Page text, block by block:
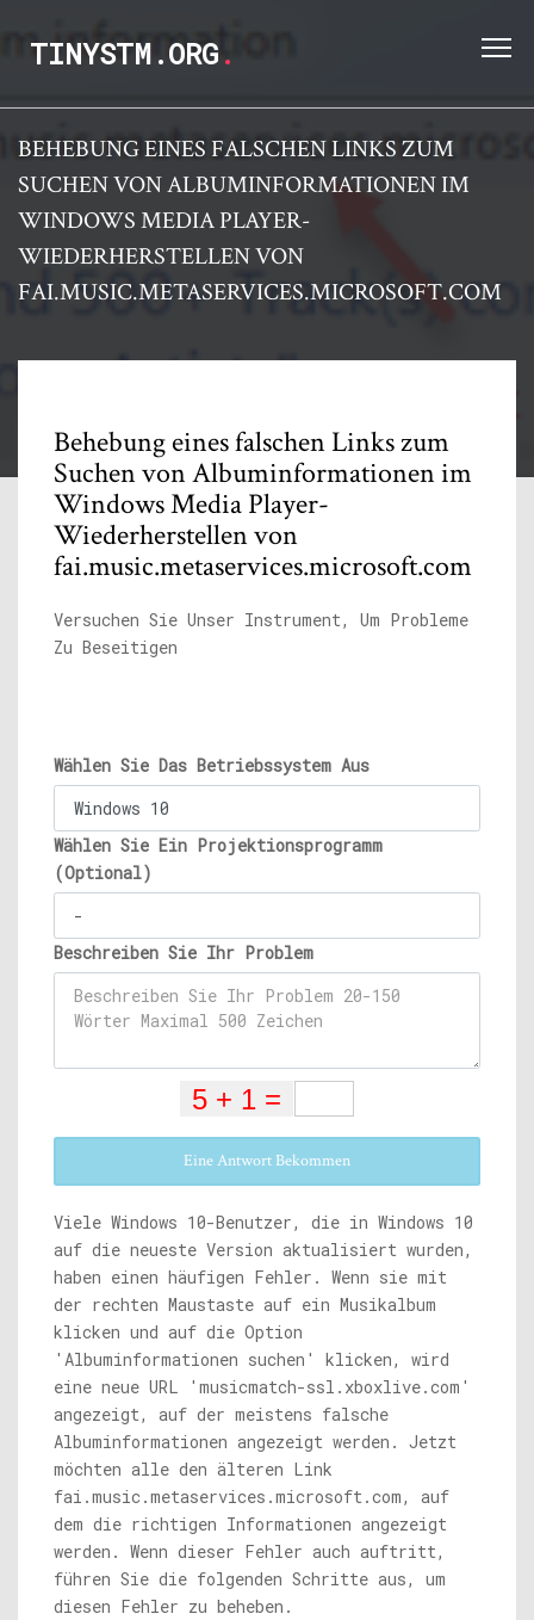
TINYSTM.ORG.
BEHEBUNG EINES FALSCHEN LINKS ZUM
SUCHEN VON ALBUMINFORMATIONEN IM
WINDOWS MEDIA PLAYER-
WIEDERHERSTELLEN VON
FAI.MUSIC.METASERVICES.MICROSOFT.COM
Behebung eines falschen Links zum
Suchen von Albuminformationen im
Windows Media Player-
Wiederherstellen von
fai.music.metaservices.microsoft.com
Versuchen Sie Unser Instrument, Um Probleme
Zu Beseitigen
Wählen Sie Das Betriebssystem Aus
Wählen Sie Ein Projektionsprogramm
(Optional)
Beschreiben Sie Ihr Problem
Eine Antwort Bekommen
Viele Windows 10-Benutzer, die in Windows 10
auf die neueste Version aktualisiert wurden,
haben einen häufigen Fehler. Wenn sie mit
der rechten Maustaste auf ein Musikalbum
klicken und auf die Option
'Albuminformationen suchen' klicken, wird
eine neue URL ' musicmatch-ssl.xboxlive.com '
angezeigt, auf der meistens falsche
Albuminformationen angezeigt werden. Jetzt
möchten alle den älteren Link
fai.music.metaservices.microsoft.com, auf
dem die richtigen Informationen angezeigt
werden. Wenn dieser Fehler auch auftritt,
führen Sie die folgenden Schritte aus, um
diesen Fehler zu beheben.